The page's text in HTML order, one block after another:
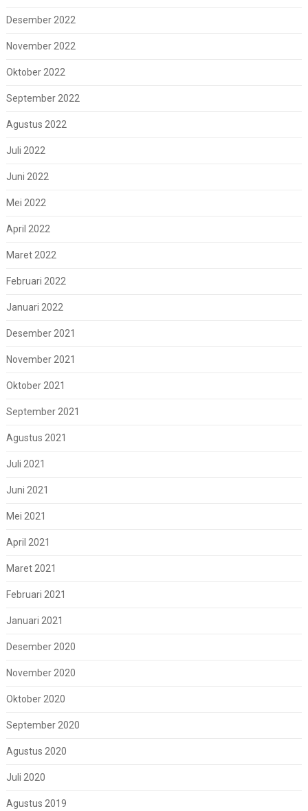
Desember 2022
November 2022
Oktober 2022
September 2022
Agustus 2022
Juli 2022
Juni 2022
Mei 2022
April 2022
Maret 2022
Februari 2022
Januari 2022
Desember 2021
November 2021
Oktober 2021
September 2021
Agustus 2021
Juli 2021
Juni 2021
Mei 2021
April 2021
Maret 2021
Februari 2021
Januari 2021
Desember 2020
November 2020
Oktober 2020
September 2020
Agustus 2020
Juli 2020
Agustus 2019